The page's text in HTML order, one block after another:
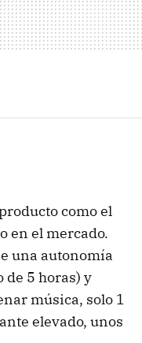
como el
en el mercado.
una autonomía
5 horas) y
música, solo 1
elevado, unos